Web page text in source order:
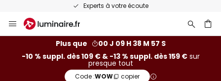
Experts à votre écoute
Allez
au
Plus que
00 J 09 H 38 M 56 S
-10 % suppl. dès 109 € & -13 % suppl. dès 159 €sur
presque tout
Code :WOW copier